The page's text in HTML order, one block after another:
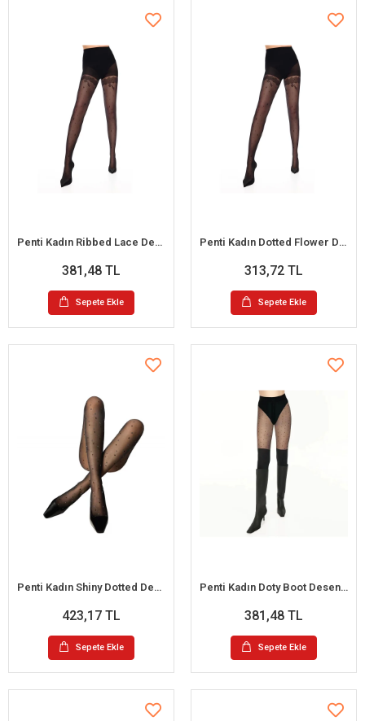
Penti Kadın Ribbed Lace Desenli Külotlu Çorap
381,48 TL
Sepete Ekle
Penti Kadın Dotted Flower Desenli Külotlu Çorap
313,72 TL
Sepete Ekle
Penti Kadın Shiny Dotted Desenli Külotlu Çorap
423,17 TL
Sepete Ekle
Penti Kadın Doty Boot Desenli Külotlu Çorap
381,48 TL
Sepete Ekle